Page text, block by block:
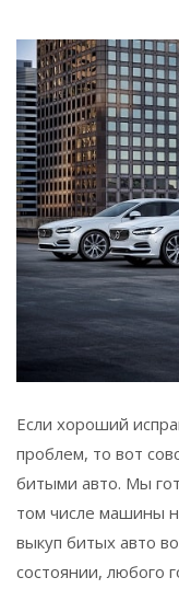
Если хороший
проблем, то вот
битыми авто. Мы
том числе машины
выкуп битых авто
состоянии, любого